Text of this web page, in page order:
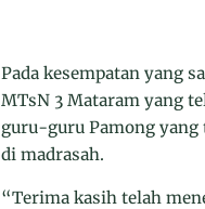
Pada kesempatan yang
MTsN 3 Mataram yang
guru-guru Pamong yang
di madrasah.
“Terima kasih telah